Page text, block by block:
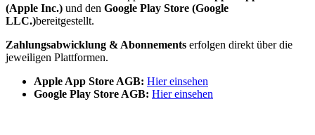
(Apple Inc.) und den Google Play Store (Google
LLC.)bereitgestellt.
Zahlungsabwicklung & Abonnements erfolgen direkt über die
jeweiligen Plattformen.
Apple App Store AGB: Hier einsehen
Google Play Store AGB: Hier einsehen